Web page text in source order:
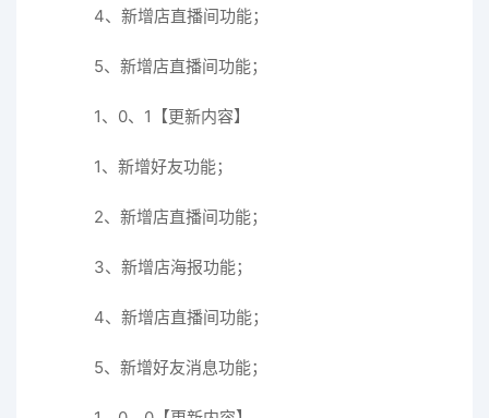
4、新增店直播间功能；
5、新增店直播间功能；
1、0、1【更新内容】
1、新增好友功能；
2、新增店直播间功能；
3、新增店海报功能；
4、新增店直播间功能；
5、新增好友消息功能；